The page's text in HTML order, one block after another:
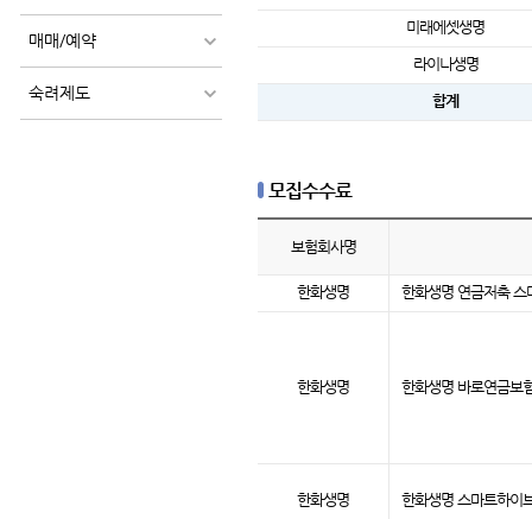
매매/예약
숙려제도
미래에셋생명
라이나생명
합계
모집수수료
보험회사명
한화생명 한화생명 연금저축 스
한화생명 한화생명 바로연금보
한화생명 한화생명 스마트하이